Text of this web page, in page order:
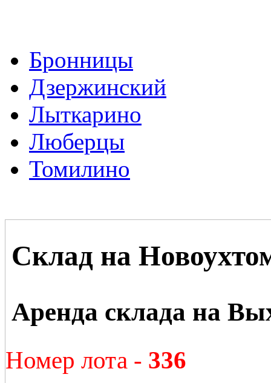
Бронницы
Дзержинский
Лыткарино
Люберцы
Томилино
Склад на
Аренда склада на
Номер лота - 336